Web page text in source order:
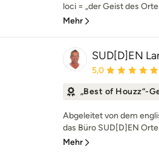
loci = „der Geist des
Mehr
SUD[D]EN
5,0
„Best of Houzz“-
Abgeleitet von dem
das Büro SUD[D]EN
Mehr